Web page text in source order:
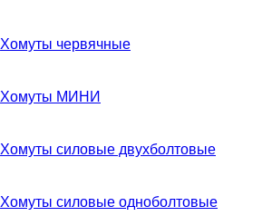
Хомуты червячные
Хомуты МИНИ
Хомуты силовые двухболтовые
Хомуты силовые одноболтовые